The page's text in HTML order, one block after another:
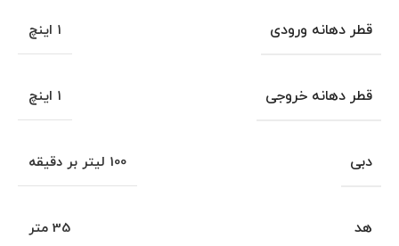
قطر دهانه ورودی ۱ اینچ
قطر دهانه خروجی ۱ اینچ
دبی 100 لیتر بر دقیقه
هد 35 متر